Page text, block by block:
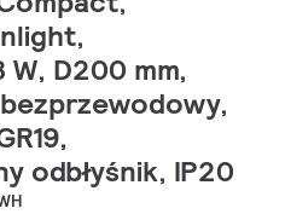
D200 mm,
odbłyśnik, IP20